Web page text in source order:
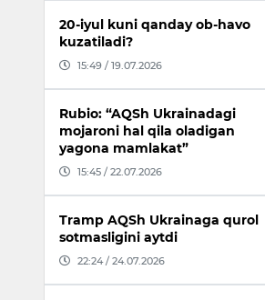
20-iyul kuni qanday ob-havo
kuzatiladi?
15:49 / 19.07.2026
Rubio: “AQSh Ukrainadagi
mojaroni hal qila oladigan
yagona mamlakat”
15:45 / 22.07.2026
Tramp AQSh Ukrainaga qurol
sotmasligini aytdi
22:24 / 24.07.2026